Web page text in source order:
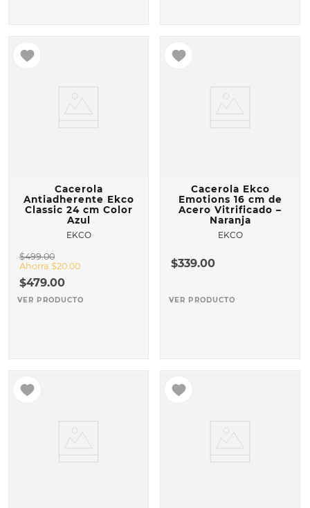
Cacerola
Antiadherente Ekco
Classic 24 cm Color
Azul
EKCO
$499.00
Ahorra $20.00
$479.00
VER PRODUCTO
Cacerola Ekco
Emotions 16 cm de
Acero Vitrificado –
Naranja
EKCO
$339.00
VER PRODUCTO